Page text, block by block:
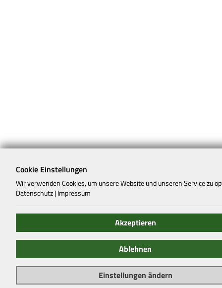
Cookie Einstellungen
Wir verwenden Cookies, um unsere Website und unseren Service zu
Datenschutz | Impressum
Akzeptieren
Ablehnen
Einstellungen ändern